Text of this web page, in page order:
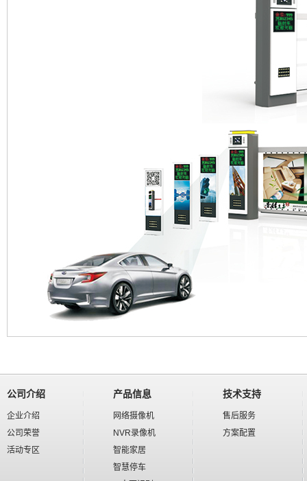
公司介绍
企业介绍
公司荣誉
活动专区
产品信息
网络摄像机
NVR录像机
智能家居
智慧停车
技术支持
售后服务
方案配置